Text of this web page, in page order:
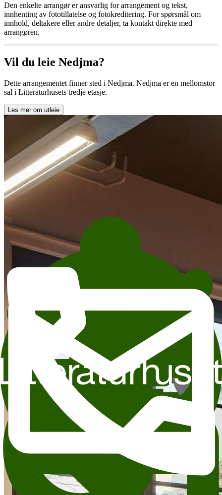
Den enkelte arrangør er ansvarlig for arrangement og tekst,
innhenting av fototillatelse og fotokreditering. For spørsmål om
innhold, deltakere eller andre detaljer, ta kontakt direkte med
arrangøren.
Vil du leie Nedjma?
Dette arrangementet finner sted i Nedjma. Nedjma er en mellomstor
sal i Litteraturhusets tredje etasje.
Les mer om utleie